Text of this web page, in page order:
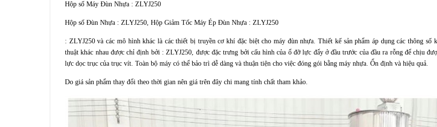
Hộp số Máy Đùn Nhựa : ZLYJ250
Hộp số Đùn Nhựa : ZLYJ250, Hộp Giảm Tốc Máy Ép Đùn Nhựa : ZLYJ250
: ZLYJ250 và các mô hình khác là các thiết bị truyền cơ khí đặc biệt cho máy đùn nhựa. Thiết kế sản phẩm áp dụng các thông số
thuật khác nhau được chỉ định bởi : ZLYJ250, được đặc trưng bởi cấu hình của ổ đỡ lực đẩy ở đầu trước của đầu ra rỗng để chịu
lực dọc trục của trục vít. Toàn bộ máy có thể bảo trì dễ dàng và thuận tiện cho việc đóng gói bằng máy nhựa. Ổn định và hiệu quả.
Do giá sản phẩm thay đổi theo thời gian nên giá trên đây chi mang tính chất tham khảo.